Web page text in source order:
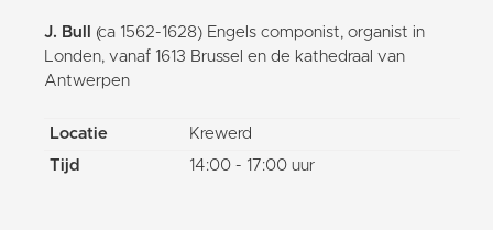
J. Bull
(ca 1562-1628) Engels componist, organist in
Londen, vanaf 1613 Brussel en de kathedraal van
Antwerpen
Locatie
Krewerd
Tijd
14:00 - 17:00 uur